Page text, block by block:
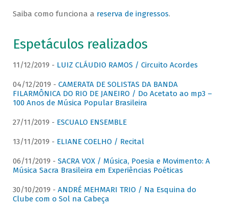
Saiba como funciona a reserva de ingressos.
Espetáculos realizados
11/12/2019 - LUIZ CLÁUDIO RAMOS / Circuito Acordes
04/12/2019 - CAMERATA DE SOLISTAS DA BANDA
FILARMÔNICA DO RIO DE JANEIRO / Do Acetato ao mp3 –
100 Anos de Música Popular Brasileira
27/11/2019 - ESCUALO ENSEMBLE
13/11/2019 - ELIANE COELHO / Recital
06/11/2019 - SACRA VOX / Música, Poesia e Movimento: A
Música Sacra Brasileira em Experiências Poéticas
30/10/2019 - ANDRÉ MEHMARI TRIO / Na Esquina do
Clube com o Sol na Cabeça